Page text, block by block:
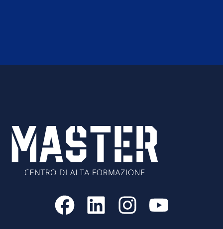
F
a
L
i
I
n
Y
o